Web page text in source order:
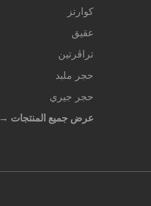
كوارتز
عقيق
تراڤرتين
حجر ملبد
حجر جيري
عرض جميع المنتجات →